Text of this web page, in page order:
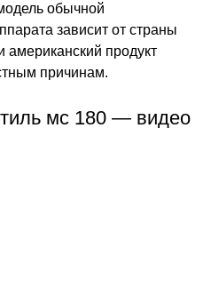
обычной
зависит от страны
американский продукт
причинам.
мс 180 — видео